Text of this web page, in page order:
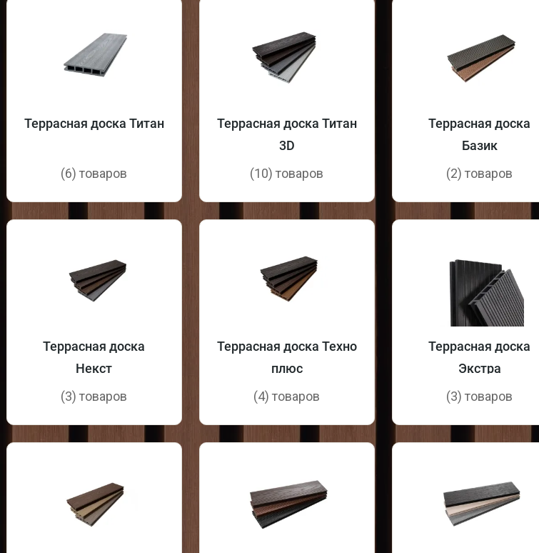
Террасная доска Титан
(6) товаров
Террасная доска Титан
3D
(10) товаров
Террасная доска
Базик
(2) товаров
Террасная доска
Некст
(3) товаров
Террасная доска Техно
плюс
(4) товаров
Террасная доска
Экстра
(3) товаров